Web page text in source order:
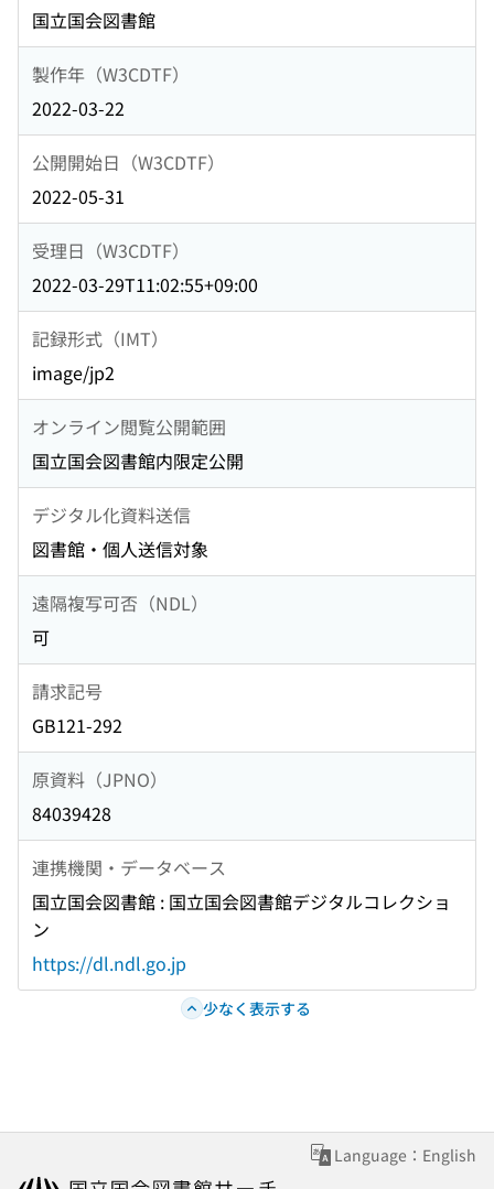
国立国会図書館
製作年（W3CDTF）
2022-03-22
公開開始日（W3CDTF）
2022-05-31
受理日（W3CDTF）
2022-03-29T11:02:55+09:00
記録形式（IMT）
image/jp2
オンライン閲覧公開範囲
国立国会図書館内限定公開
デジタル化資料送信
図書館・個人送信対象
遠隔複写可否（NDL）
可
請求記号
GB121-292
原資料（JPNO）
84039428
連携機関・データベース
国立国会図書館 : 国立国会図書館デジタルコレクショ
ン
https://dl.ndl.go.jp
少なく表示する
Language：English